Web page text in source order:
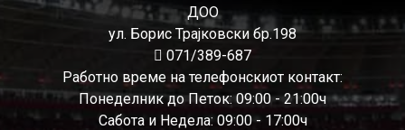
ДОО
ул. Борис Трајковски бр.198
071/389-687
Работно време на телефонскиот контакт:
Понеделник до Петок: 09:00 - 21:00ч
Сабота и Недела: 09:00 - 17:00ч